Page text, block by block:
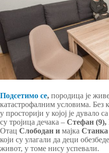
Подсетимо се, породица је
катастрофалним условима. Без
у просторији у којој је дувало
су тројица дечака – Стефан (9),
Отац Слободан и мајка Станка
који су улагали да деци
живот, у томе нису успевали.